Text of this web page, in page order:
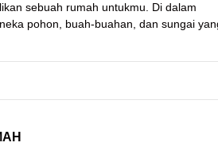
sebuah rumah untukmu. Di dalam
pohon, buah-buahan, dan sungai